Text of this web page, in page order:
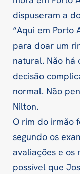
dispuseram a
“Aqui em Porto
para doar um
natural. Não há
decisão
normal. Não
Nilton.
O rim do irmão
segundo os
avaliações e os
possível que